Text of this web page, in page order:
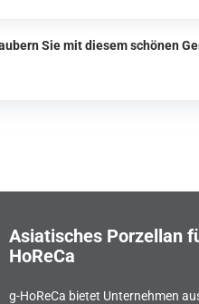
Sie mit diesem schönen
Asiatisches Porzellan
HoReCa
g-HoReCa bietet Unternehmen